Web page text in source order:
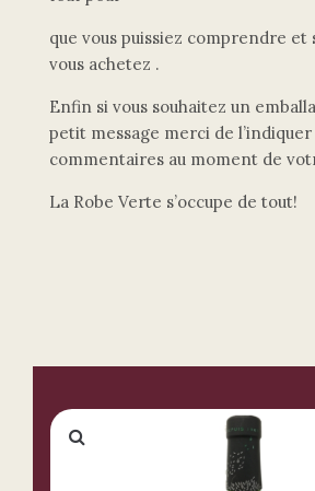
que vous puissiez comprendre et
vous achetez .
Enfin si vous souhaitez un
petit message merci de l’indiquer
commentaires au moment de
La Robe Verte s’occupe de tout!